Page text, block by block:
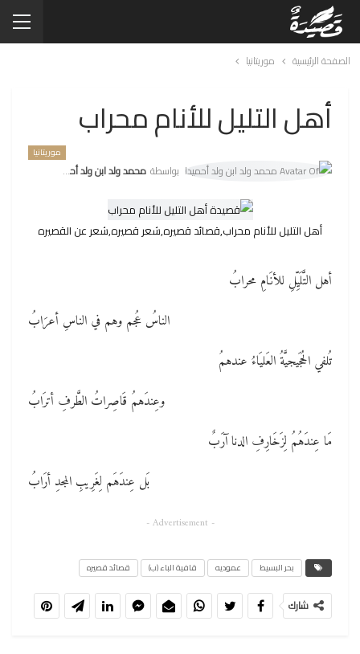
الصفحة الرئيسية موريتانيا
أهل التليل للأنام محراب
موريتانيا
بواسطة محمد ولد ابن ولد أحميدا
أهل التليل للأنام محراب,قصائد قصيره,شعر قصيره,شعر عن القصيره
أهل التَّلَيِّلِ للأنَامِ محرابُ
الناسُ عُجم وهم في الناسِ أعرَابُ
تُلفي الحُجَيجيَّةُ العَليَاءُ عندهمُ
وعِندَهمُ قَاصِراتُ الطَّرفِ أترَابُ
مَا عِندَهُمُ لِزَخَارِفِ الدنا آرَبٌ
بَل عِندَهَم لِغَرِيبِ المجدِ أرَابُ
- Advertisement -
بحر البسيط عموديه قافية الباء (ب) قصائد قصيره
شارك